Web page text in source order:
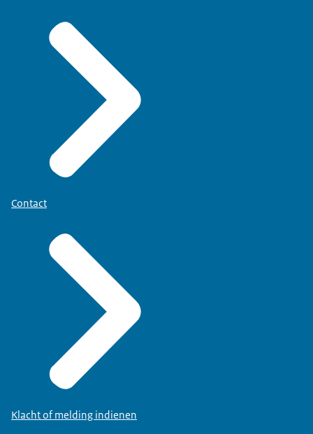
Contact
Klacht of melding indienen